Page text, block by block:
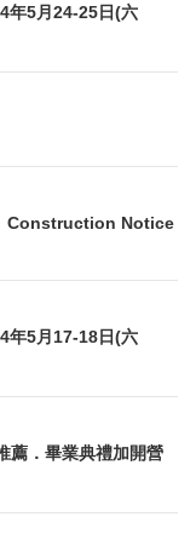
年5月24-25日(六
Construction Notice
年5月17-18日(六
薦．畢業典禮加開營